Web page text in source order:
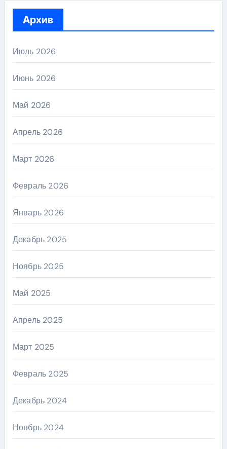
Архив
Июль 2026
Июнь 2026
Май 2026
Апрель 2026
Март 2026
Февраль 2026
Январь 2026
Декабрь 2025
Ноябрь 2025
Май 2025
Апрель 2025
Март 2025
Февраль 2025
Декабрь 2024
Ноябрь 2024